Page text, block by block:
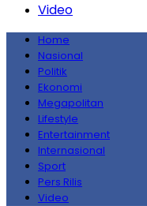
Video
Home
Nasional
Politik
Ekonomi
Megapolitan
Lifestyle
Entertainment
Internasional
Sport
Pers Rilis
Video